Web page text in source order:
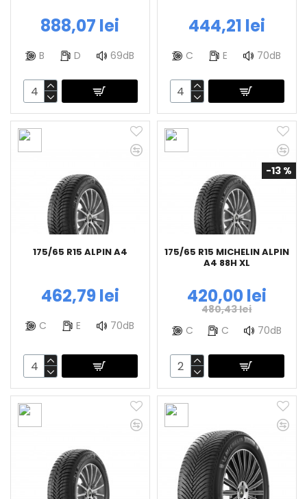
888,07 lei
B D 69dB
444,21 lei
C E 70dB
175/65 R15 ALPIN A4
462,79 lei
C E 70dB
-13 %
175/65 R15 MICHELIN ALPIN
A4 88H XL
420,00 lei
480,43 lei
C
C 70dB